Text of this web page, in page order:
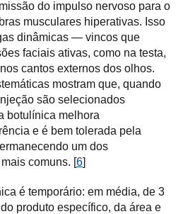
do impulso nervoso para o
musculares hiperativas. Isso
dinâmicas — vincos que
faciais ativas, como na testa,
cantos externos dos olhos.
mostram que, quando
são selecionados
botulínica melhora
e é bem tolerada pela
um dos
comuns. [6]
é temporário: em média, de 3
produto específico, da área e